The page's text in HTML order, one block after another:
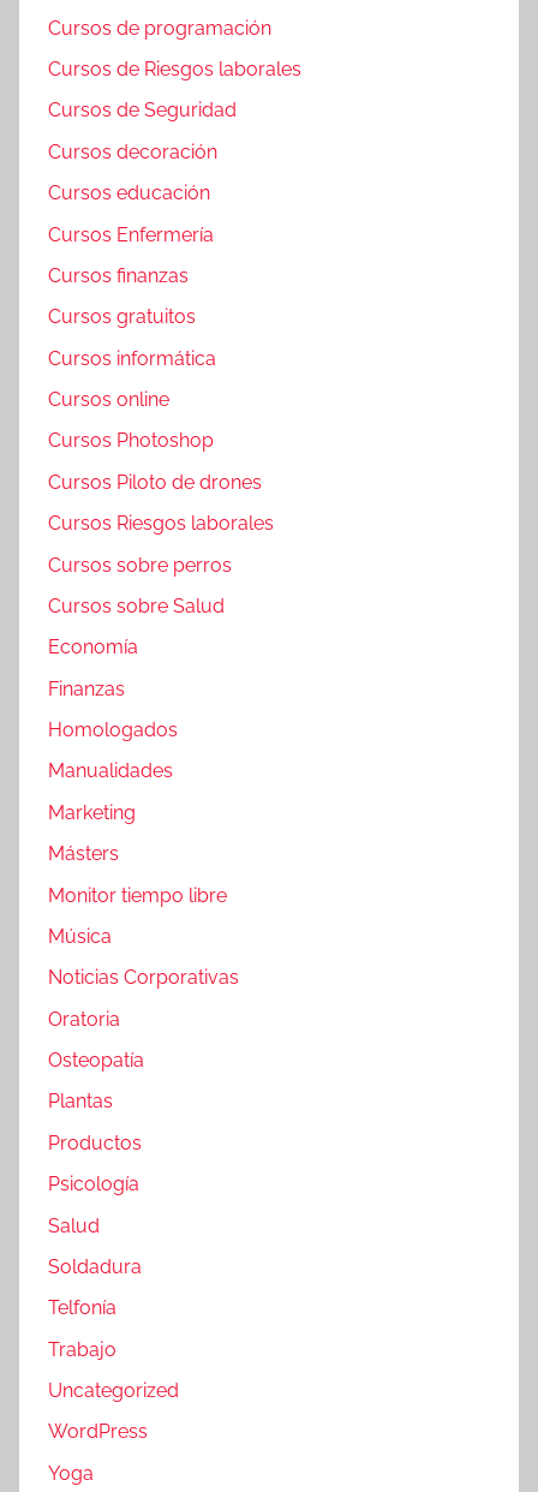
Cursos de programación
Cursos de Riesgos laborales
Cursos de Seguridad
Cursos decoración
Cursos educación
Cursos Enfermería
Cursos finanzas
Cursos gratuitos
Cursos informática
Cursos online
Cursos Photoshop
Cursos Piloto de drones
Cursos Riesgos laborales
Cursos sobre perros
Cursos sobre Salud
Economía
Finanzas
Homologados
Manualidades
Marketing
Másters
Monitor tiempo libre
Música
Noticias Corporativas
Oratoria
Osteopatía
Plantas
Productos
Psicología
Salud
Soldadura
Telfonía
Trabajo
Uncategorized
WordPress
Yoga